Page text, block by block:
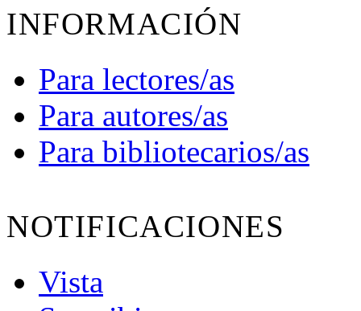
INFORMACIÓN
Para lectores/as
Para autores/as
Para bibliotecarios/as
NOTIFICACIONES
Vista